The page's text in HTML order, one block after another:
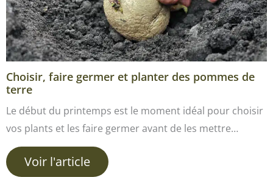
Choisir, faire germer et planter des pommes de
terre
Le début du printemps est le moment idéal pour choisir
vos plants et les faire germer avant de les mettre…
Voir l'article